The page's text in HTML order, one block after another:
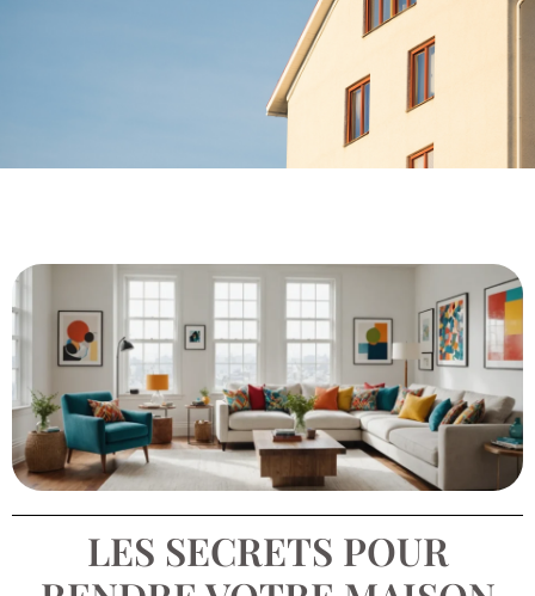
LES SECRETS POUR